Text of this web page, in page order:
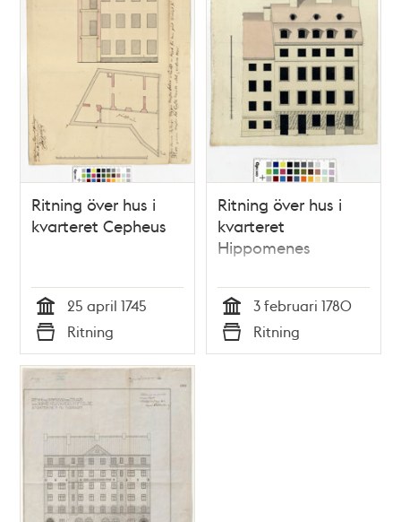
Ritning över hus i
kvarteret Cepheus
Tid
25 april 1745
Typ
Ritning
Ritning över hus i
kvarteret
Hippomenes
Tid
3 februari 1780
Typ
Ritning